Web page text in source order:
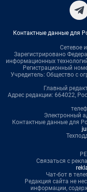
Контактные данные для
Сетевое
Зарегистрировано
информационных
Регистрационный
Учредитель: Общество с
Главный
Адрес редакции: 664022,
Электронный
Контактные данные для
Связаться с
Чат-бот в
Редакция сайта не
информации,